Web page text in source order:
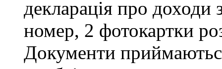
декларація про доходи
номер, 2 фотокартки
Документи